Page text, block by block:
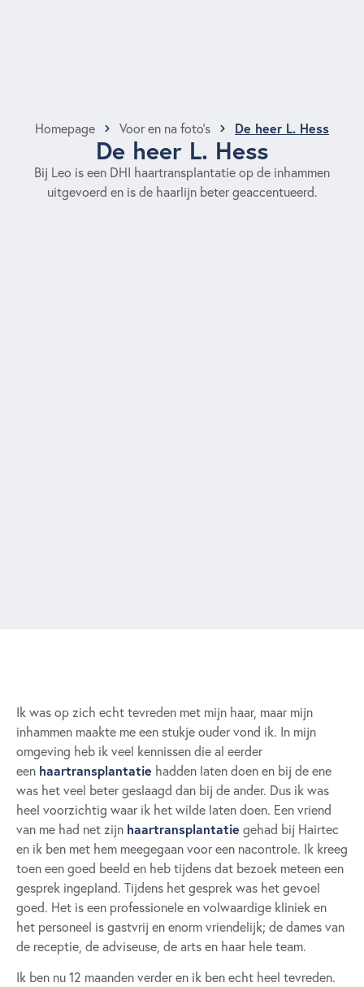
Homepage Voor en na foto’s De heer L. Hess
De heer L. Hess
Bij Leo is een DHI haartransplantatie op de inhammen
uitgevoerd en is de haarlijn beter geaccentueerd.
Ik was op zich echt tevreden met mijn haar, maar mijn
inhammen maakte me een stukje ouder vond ik. In mijn
omgeving heb ik veel kennissen die al eerder
een haartransplantatie hadden laten doen en bij de ene
was het veel beter geslaagd dan bij de ander. Dus ik was
heel voorzichtig waar ik het wilde laten doen. Een vriend
van me had net zijn haartransplantatie gehad bij Hairtec
en ik ben met hem meegegaan voor een nacontrole. Ik kreeg
toen een goed beeld en heb tijdens dat bezoek meteen een
gesprek ingepland. Tijdens het gesprek was het gevoel
goed. Het is een professionele en volwaardige kliniek en
het personeel is gastvrij en enorm vriendelijk; de dames van
de receptie, de adviseuse, de arts en haar hele team.
Ik ben nu 12 maanden verder en ik ben echt heel tevreden.